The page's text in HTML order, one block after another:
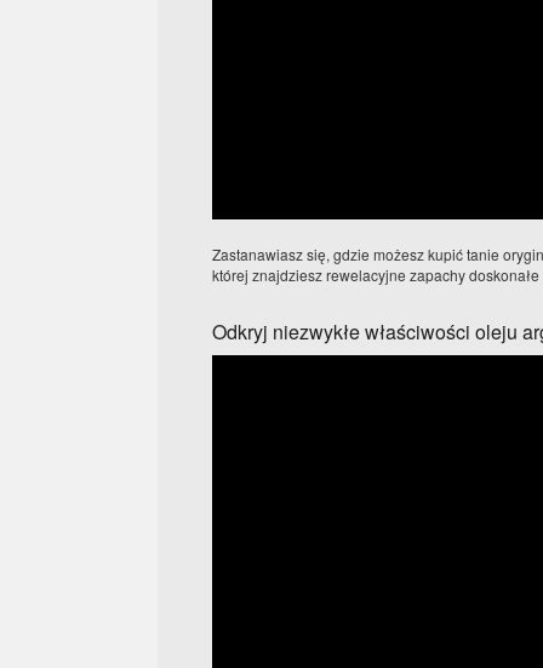
Zastanawiasz się, gdzie możesz kupić tanie
której znajdziesz rewelacyjne zapachy
Odkryj niezwykłe właściwości oleju